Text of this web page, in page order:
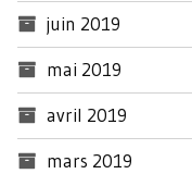
juin 2019
mai 2019
avril 2019
mars 2019